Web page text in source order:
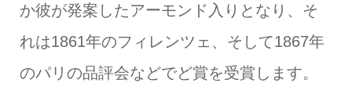
か彼が発案したアーモンド入りとなり、そ
れは1861年のフィレンツェ、そして1867年
のパリの品評会などでど賞を受賞します。